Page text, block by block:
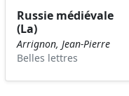
Russie médiévale
(La)
Arrignon, Jean-Pierre
Belles lettres